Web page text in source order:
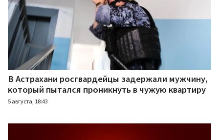
В Астрахани росгвардейцы задержали мужчину,
который пытался проникнуть в чужую квартиру
5 августа, 18:43